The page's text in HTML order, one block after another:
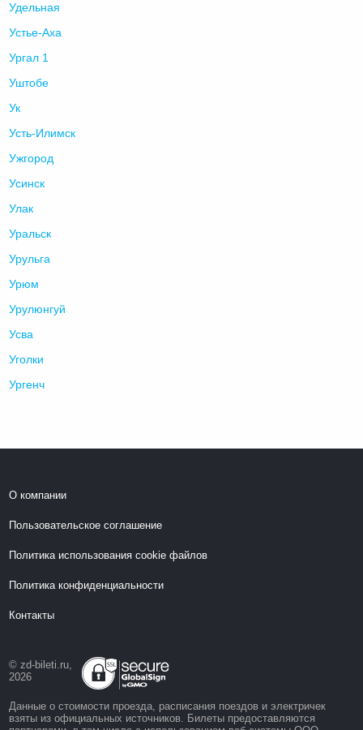
Удельная
Устье-Аха
Ургал 1
Уштобе
Ук
Усть-Илимск
Ужгород
Усинск
Улак
Уральск
Урульга
Урюм
Урулюнгуй
Усва
Уголки
Ургенч
О компании
Пользовательское соглашение
Политика использования cookie файлов
Политика конфиденциальности
Контакты
© zd-bileti.ru,
2026
Данные о стоимости проезда, расписания поездов и электричек
взяты из официальных источников. Билеты предоставляются